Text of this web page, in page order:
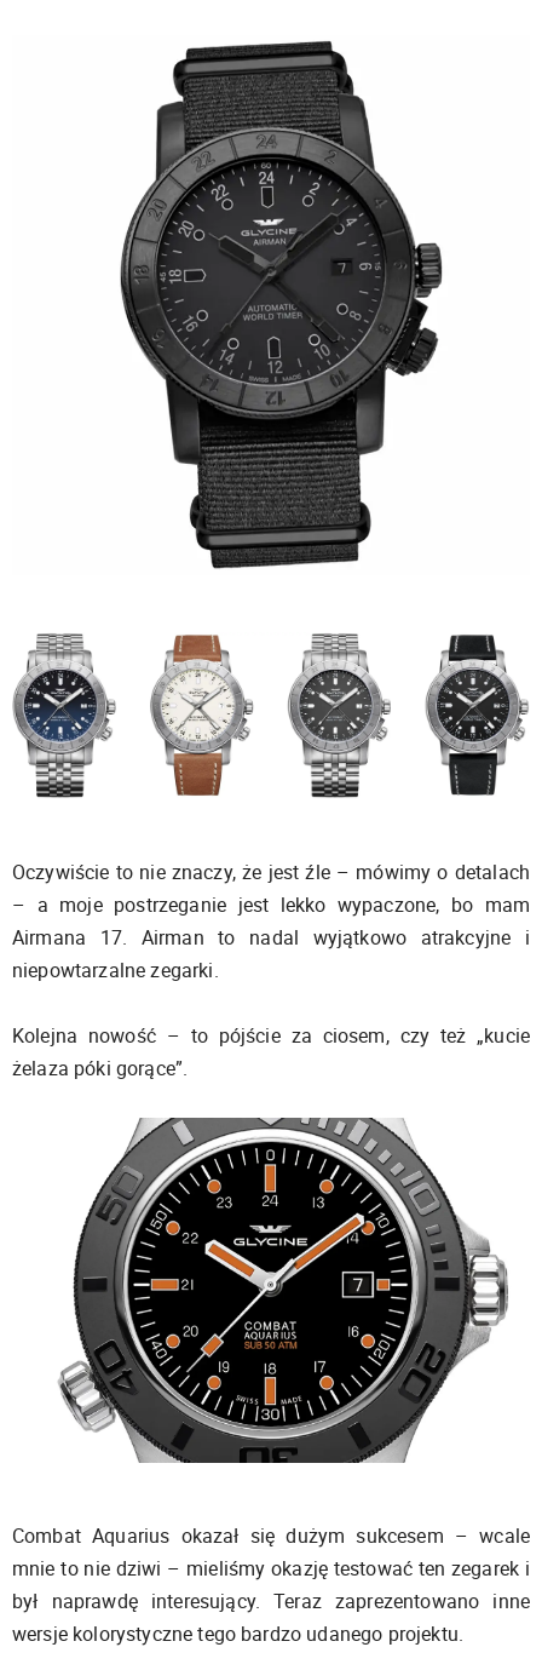
Oczywiście to nie znaczy, że jest źle – mówimy o detalach
– a moje postrzeganie jest lekko wypaczone, bo mam
Airmana 17. Airman to nadal wyjątkowo atrakcyjne i
niepowtarzalne zegarki.
Kolejna nowość – to pójście za ciosem, czy też „kucie
żelaza póki gorące”.
Combat Aquarius okazał się dużym sukcesem – wcale
mnie to nie dziwi – mieliśmy okazję testować ten zegarek i
był naprawdę interesujący. Teraz zaprezentowano inne
wersje kolorystyczne tego bardzo udanego projektu.